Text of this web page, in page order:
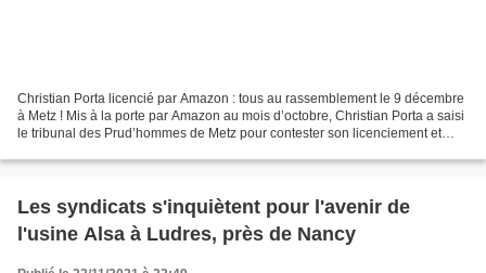
Christian Porta licencié par Amazon : tous au rassemblement le 9 décembre
à Metz ! Mis à la porte par Amazon au mois d’octobre, Christian Porta a saisi
le tribunal des Prud’hommes de Metz pour contester son licenciement et
Les syndicats s'inquiètent pour l'avenir de
l'usine Alsa à Ludres, près de Nancy